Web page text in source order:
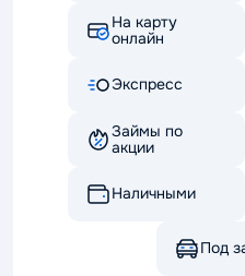
На карту
онлайн
Экспресс
Займы по
акции
Наличными
Под